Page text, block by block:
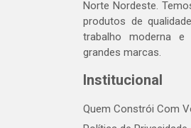
Norte Nordeste.
produtos de
trabalho moderna
grandes marcas.
Institucional
Quem Constrói Com